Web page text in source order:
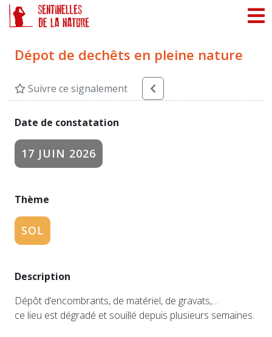
Dépot de dechêts en pleine nature
Suivre ce signalement
Date de constatation
17 JUIN 2026
Thème
SOL
Description
Dépôt d’encombrants, de matériel, de gravats,…
ce lieu est dégradé et souillé depuis plusieurs semaines.
Panneau de gestion des cookies